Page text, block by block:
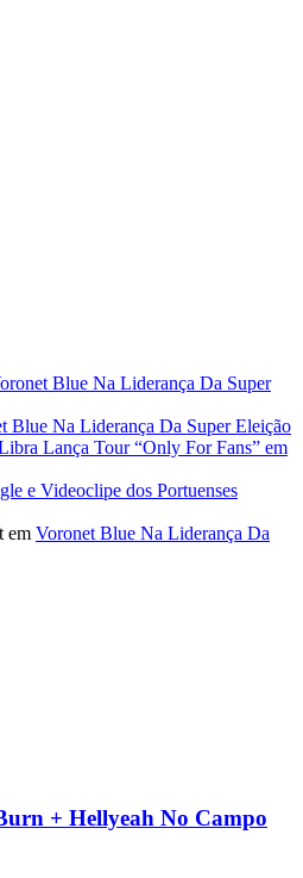
Blue Na Liderança Da Super
Blue Na Liderança Da Super Eleição
Lança Tour “Only For Fans” em
e Videoclipe dos Portuenses
em Voronet Blue Na Liderança Da
+ Hellyeah No Campo